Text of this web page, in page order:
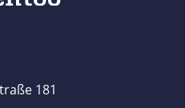
181